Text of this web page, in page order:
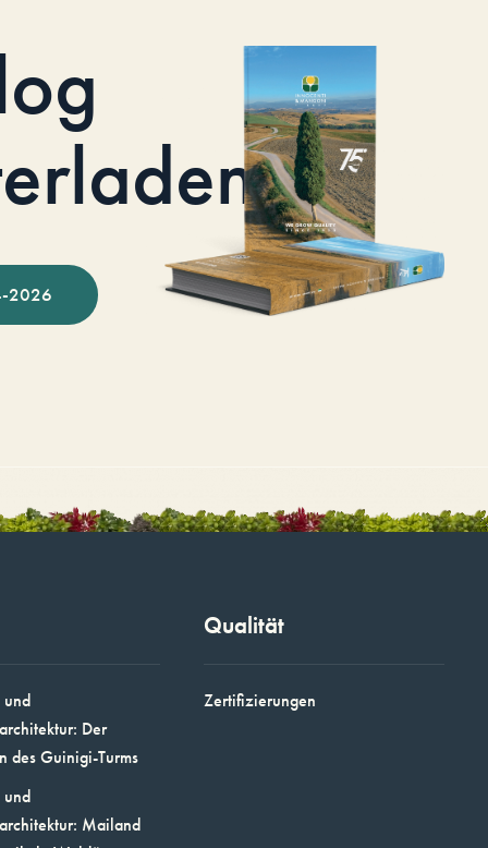
2026
Der
des Guinigi-Turms
Mailand
Qualität
Zertifizierungen